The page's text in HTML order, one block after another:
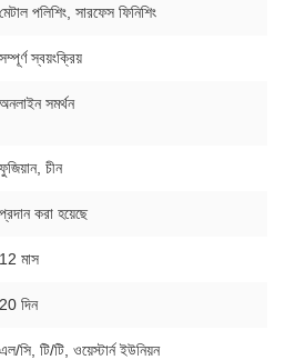
মেটাল পলিশিং, সারফেস ফিনিশিং
সম্পূর্ণ স্বয়ংক্রিয়
অনলাইন সমর্থন
ফুজিয়ান, চীন
প্রদান করা হয়েছে
12 মাস
20 দিন
এল/সি, টি/টি, ওয়েস্টার্ন ইউনিয়ন